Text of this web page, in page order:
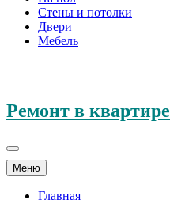
Стены и потолки
Двери
Мебель
Ремонт в квартире
Меню
Главная